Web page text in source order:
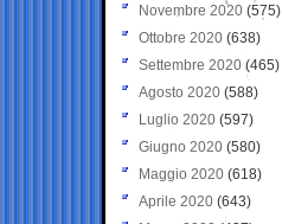
Novembre 2020 (575)
Ottobre 2020 (638)
Settembre 2020(465)
Agosto 2020 (588)
Luglio 2020 (597)
Giugno 2020 (580)
Maggio 2020 (618)
Aprile 2020 (643)